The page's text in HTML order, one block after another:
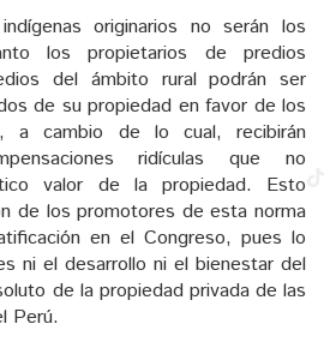
originarios no serán los
los propietarios de predios
del ámbito rural podrán ser
de su propiedad en favor de los
a cambio de lo cual, recibirán
ridículas que no
valor de la propiedad. Esto
de los promotores de esta norma
en el Congreso, pues lo
ni el desarrollo ni el bienestar del
de la propiedad privada de las
Perú.